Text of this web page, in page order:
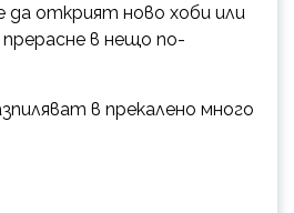
открият ново хоби или
в нещо по-
в прекалено много